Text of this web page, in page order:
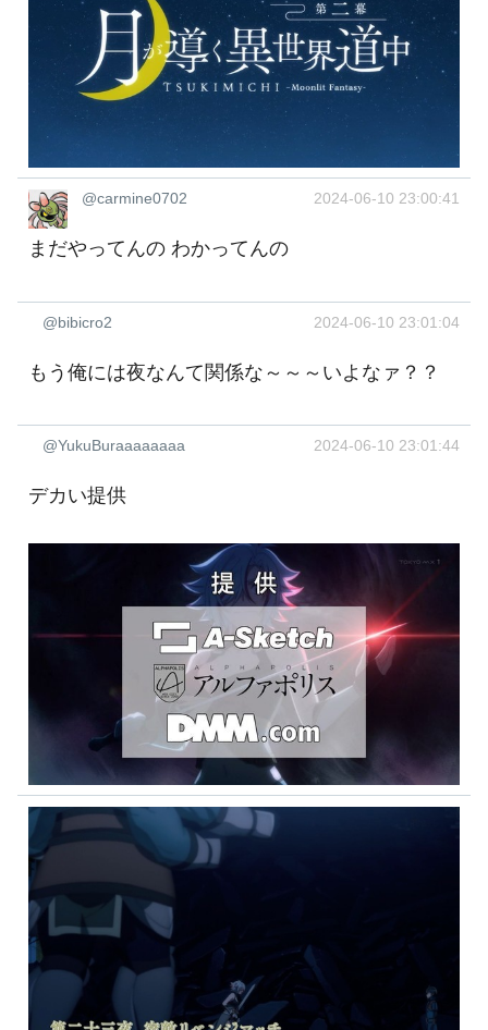
@carmine0702 2024-06-10 23:00:41
まだやってんの わかってんの
@bibicro2 2024-06-10 23:01:04
もう俺には夜なんて関係な～～～いよなァ？？
@YukuBuraaaaaaaa 2024-06-10 23:01:44
デカい提供